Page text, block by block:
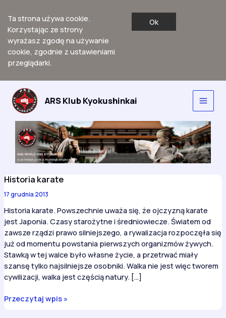
Ta strona używa cookie.
Korzystając ze strony
wyrażasz zgodę na używanie
cookie, zgodnie z ustawieniami
przeglądarki.
Ok
Przejdź
treści
ARS Klub Kyokushinkai
Main
Historia karate
17 grudnia 2013
Historia karate. Powszechnie uważa się, że ojczyzną karate
jest Japonia. Czasy starożytne i średniowiecze. Światem od
zawsze rządzi prawo silniejszego, a rywalizacja rozpoczęła się
już od momentu powstania pierwszych organizmów żywych.
Stawką w tej walce było własne życie, a przetrwać miały
szansę tylko najsilniejsze osobniki. Walka nie jest więc tworem
cywilizacji, walka jest częścią natury. […]
Historia
Przeczytaj wpis »